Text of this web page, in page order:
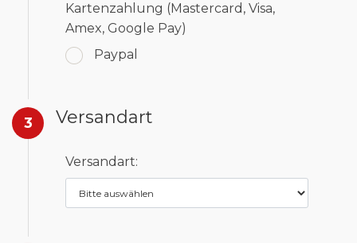
Kartenzahlung (Mastercard, Visa,
Amex, Google Pay)
Paypal
3 Versandart
Versandart: